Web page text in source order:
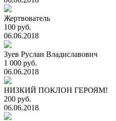
Жертвователь
100 руб.
06.06.2018
Зуев Руслан Владиславович
1 000 руб.
06.06.2018
НИЗКИЙ ПОКЛОН ГЕРОЯМ!
200 руб.
06.06.2018